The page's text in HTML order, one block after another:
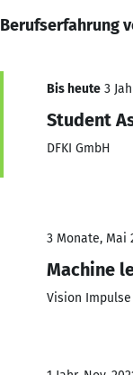
Berufserfahrung
Bis heute 3
Student
DFKI GmbH
3 Monate, Mai
Machine
Vision Impulse